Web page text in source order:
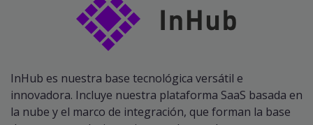
InHub es nuestra base tecnológica versátil e
innovadora. Incluye nuestra plataforma SaaS basada en
la nube y el marco de integración, que forman la base